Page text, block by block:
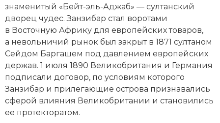
знаменитый «Бейт-эль-Аджаб» — султанский
дворец чудес. Занзибар стал воротами
в Восточную Африку для европейских товаров,
а невольничий рынок был закрыт в 1871 султаном
Сейдом Баргашем под давлением европейских
держав. 1 июля 1890 Великобритания и Германия
подписали договор, по условиям которого
Занзибар и прилегающие острова признавались
сферой влияния Великобритании и становились
ее протекторатом.